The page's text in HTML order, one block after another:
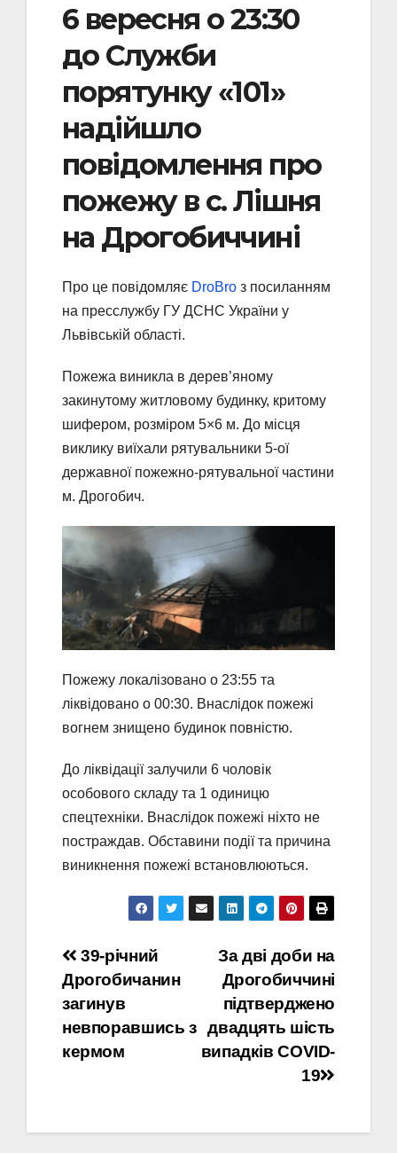
6 вересня о 23:30
до Служби
порятунку «101»
надійшло
повідомлення про
пожежу в с. Лішня
на Дрогобиччині
Про це повідомляє DroBro з посиланням
на пресслужбу ГУ ДСНС України у
Львівській області.
Пожежа виникла в дерев’яному
закинутому житловому будинку, критому
шифером, розміром 5×6 м. До місця
виклику виїхали рятувальники 5-ої
державної пожежно-рятувальної частини
м. Дрогобич.
Пожежу локалізовано о 23:55 та
ліквідовано о 00:30. Внаслідок пожежі
вогнем знищено будинок повністю.
До ліквідації залучили 6 чоловік
особового складу та 1 одиницю
спецтехніки. Внаслідок пожежі ніхто не
постраждав. Обставини події та причина
виникнення пожежі встановлюються.
Навігація
записів
За дві доби на
Дрогобиччині
підтверджено
двадцять шість
випадків COVID-
19
39-річний
Дрогобичанин
загинув
невпоравшись з
кермом